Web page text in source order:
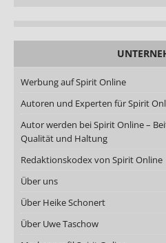
Werbung auf Spirit Online
Autoren und Experten für Spirit
Autor werden bei Spirit Online –
Qualität und Haltung
Redaktionskodex von Spirit Online
Über uns
Über Heike Schonert
Über Uwe Taschow